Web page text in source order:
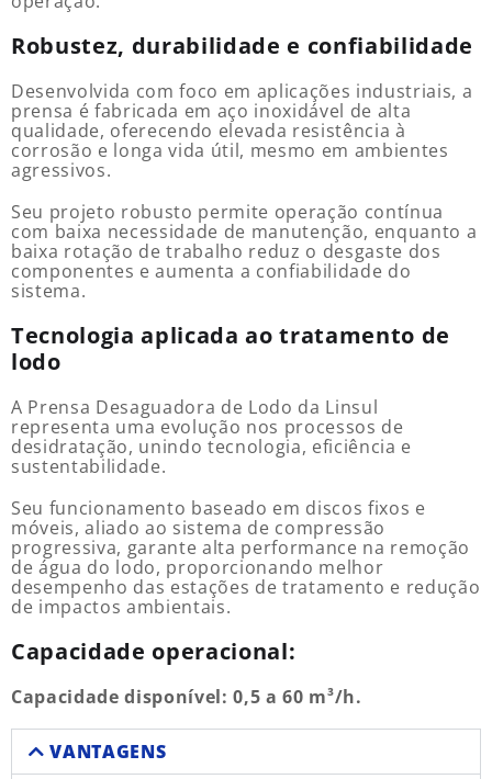
Robustez, durabilidade e confiabilidade
Desenvolvida com foco em aplicações industriais, a
prensa é fabricada em aço inoxidável de alta
qualidade, oferecendo elevada resistência à
corrosão e longa vida útil, mesmo em ambientes
agressivos.
Seu projeto robusto permite operação contínua
com baixa necessidade de manutenção, enquanto a
baixa rotação de trabalho reduz o desgaste dos
componentes e aumenta a confiabilidade do
sistema.
Tecnologia aplicada ao tratamento de
lodo
A Prensa Desaguadora de Lodo da Linsul
representa uma evolução nos processos de
desidratação, unindo tecnologia, eficiência e
sustentabilidade.
Seu funcionamento baseado em discos fixos e
móveis, aliado ao sistema de compressão
progressiva, garante alta performance na remoção
de água do lodo, proporcionando melhor
desempenho das estações de tratamento e redução
de impactos ambientais.
Capacidade operacional:
Capacidade disponível: 0,5 a 60 m³/h.
VANTAGENS